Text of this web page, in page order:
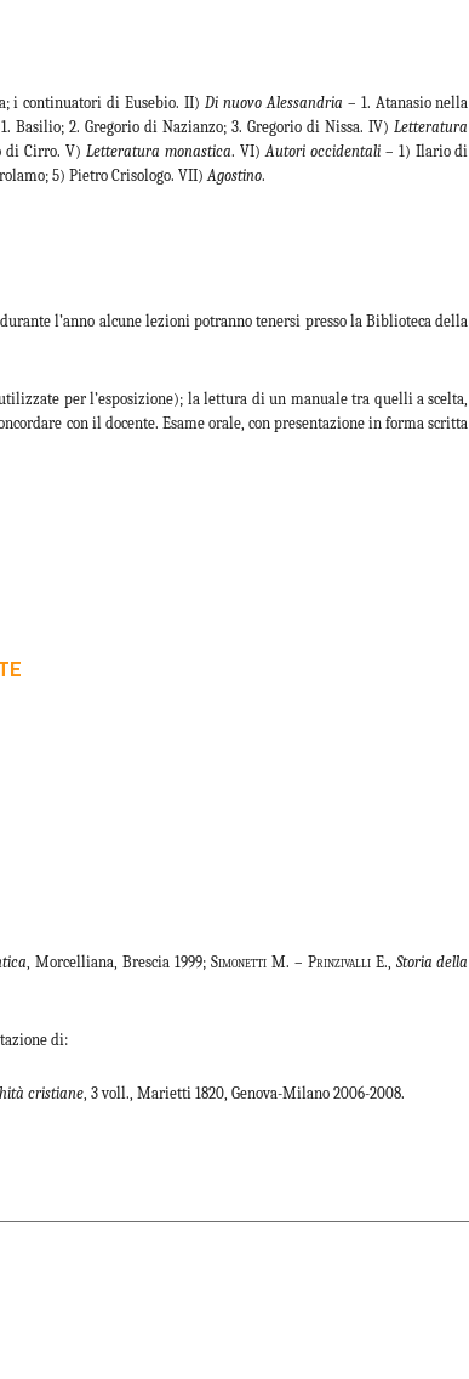
i continuatori di Eusebio. II) Di nuovo Alessandria – 1. Atanasio nella
Basilio; 2. Gregorio di Nazianzo; 3. Gregorio di Nissa. IV)Letteratura
di Cirro. V)Letteratura monastica. VI)Autori occidentali– 1) Ilario di
5) Pietro Crisologo. VII)Agostino.
l’anno alcune lezioni potranno tenersi presso la Biblioteca della
per l’esposizione); la lettura di un manuale tra quelli a scelta,
con il docente. Esame orale, con presentazione in forma scritta
, Morcelliana, Brescia 1999; Simonetti M. – Prinzivalli E., Storia della
di:
cristiane, 3 voll., Marietti 1820, Genova-Milano 2006-2008.